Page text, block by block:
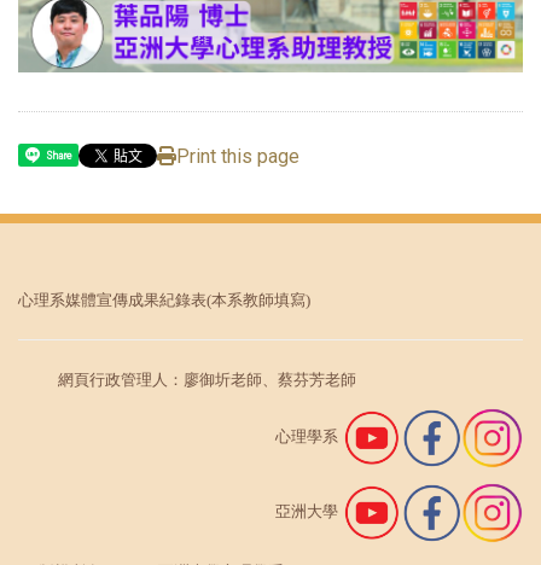
Share Print this page
心理系媒體宣傳成果紀錄表(本系教師填寫)
網頁行政管理人：廖御圻老師、蔡芬芳老師
心理學系
亞洲大學